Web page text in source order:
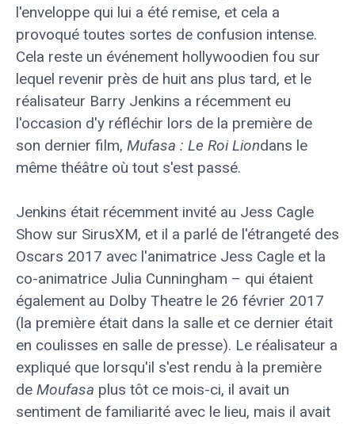
l'enveloppe qui lui a été remise, et cela a
provoqué toutes sortes de confusion intense.
Cela reste un événement hollywoodien fou sur
lequel revenir près de huit ans plus tard, et le
réalisateur Barry Jenkins a récemment eu
l'occasion d'y réfléchir lors de la première de
son dernier film, Mufasa : Le Roi Liondans le
même théâtre où tout s'est passé.
Jenkins était récemment invité au Jess Cagle
Show sur SirusXM, et il a parlé de l'étrangeté des
Oscars 2017 avec l'animatrice Jess Cagle et la
co-animatrice Julia Cunningham – qui étaient
également au Dolby Theatre le 26 février 2017
(la première était dans la salle et ce dernier était
en coulisses en salle de presse). Le réalisateur a
expliqué que lorsqu'il s'est rendu à la première
de Moufasa plus tôt ce mois-ci, il avait un
sentiment de familiarité avec le lieu, mais il avait